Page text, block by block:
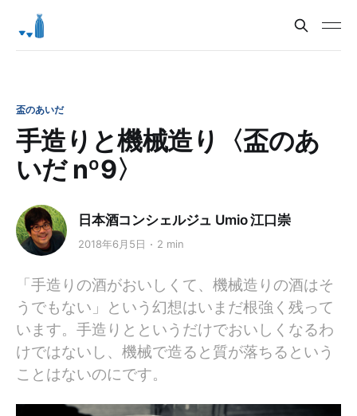
盃のあいだ
手造りと機械造り〈盃のあ
いだ nº9〉
日本酒コンシェルジュ Umio 江口崇
2018年6月5日 2 min
「手造りの酒がおいしくて、機械造りの酒はそ
うでもない」という幻想はいまだ根強く残って
います。手造りとというだけでおいしくなるわ
けではないし、機械で造ると質が落ちるという
ことはないのにです。